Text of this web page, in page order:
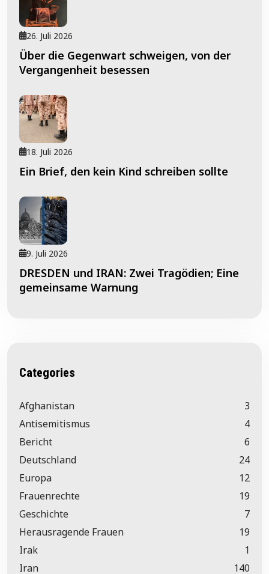
26. Juli 2026
Über die Gegenwart schweigen, von der
Vergangenheit besessen
18. Juli 2026
Ein Brief, den kein Kind schreiben sollte
9. Juli 2026
DRESDEN und IRAN: Zwei Tragödien; Eine
gemeinsame Warnung
Categories
Afghanistan
3
Antisemitismus
4
Bericht
6
Deutschland
24
Europa
12
Frauenrechte
19
Geschichte
7
Herausragende Frauen
19
Irak
1
Iran
140